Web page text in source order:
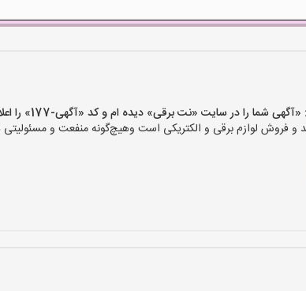
را در سایت «نت برقی» دیده ام و کد «آگهی-177» را اعلام کنید»
فروش لوازم برقی و الکتریکی است وهیچ‌گونه منفعت و مسئولیتی